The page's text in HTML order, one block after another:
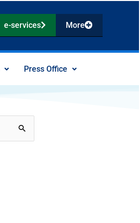
e-services More
Press Office